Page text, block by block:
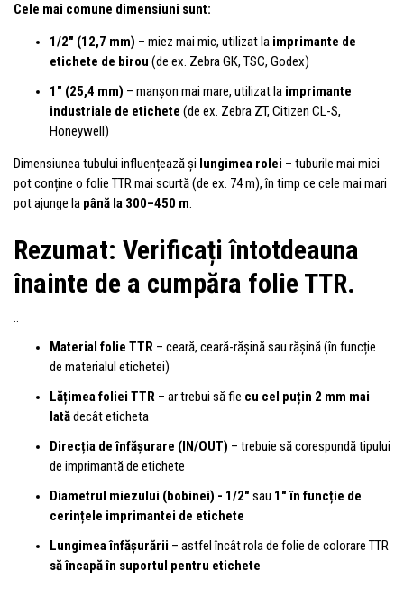
Cele mai comune dimensiuni sunt:
1/2" (12,7 mm) – miez mai mic, utilizat la imprimante de
etichete de birou (de ex. Zebra GK, TSC, Godex)
1" (25,4 mm) – manșon mai mare, utilizat la imprimante
industriale de etichete (de ex. Zebra ZT, Citizen CL-S,
Honeywell)
Dimensiunea tubului influențează și lungimea rolei – tuburile mai mici
pot conține o folie TTR mai scurtă (de ex. 74 m), în timp ce cele mai mari
pot ajunge la până la 300–450 m.
Rezumat: Verificați întotdeauna
înainte de a cumpăra folie TTR.
Material folie TTR – ceară, ceară-rășină sau rășină (în funcție
de materialul etichetei)
Lățimea foliei TTR – ar trebui să fie cu cel puțin 2 mm mai
latădecât eticheta
Direcția de înfășurare (IN/OUT) – trebuie să corespundă tipului
de imprimantă de etichete
Diametrul miezului (bobinei) - 1/2" sau 1" în funcție de
cerințele imprimantei de etichete
Lungimea înfășurării – astfel încât rola de folie de colorare TTR
să încapă în suportul pentru etichete